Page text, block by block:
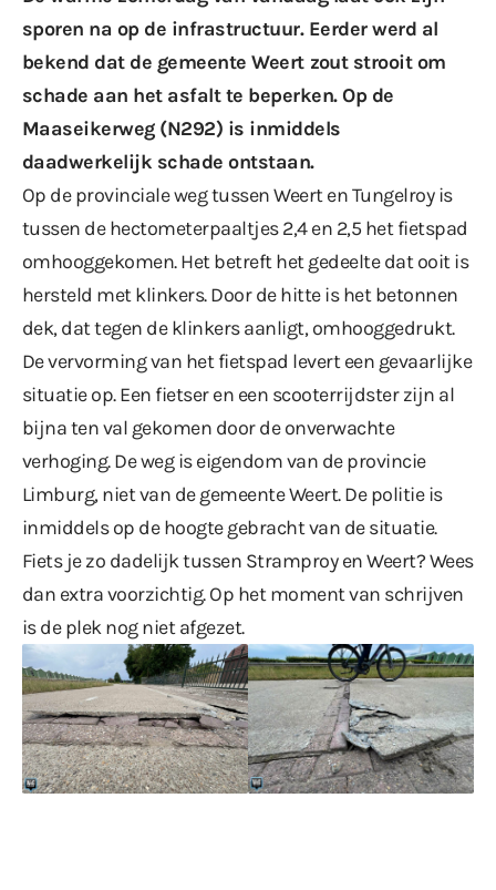
sporen na op de infrastructuur. Eerder werd al
bekend dat de gemeente Weert zout strooitom
schade aan het asfalt te beperken. Op de
Maaseikerweg (N292) is inmiddels
daadwerkelijk schade ontstaan.
Op de provinciale weg tussen Weert en Tungelroy is
tussen de hectometerpaaltjes 2,4 en 2,5 het fietspad
omhooggekomen. Het betreft het gedeelte dat ooit is
hersteld met klinkers. Door de hitte is het betonnen
dek, dat tegen de klinkers aanligt, omhooggedrukt.
De vervorming van het fietspad levert een gevaarlijke
situatie op. Een fietser en een scooterrijdster zijn al
bijna ten val gekomen door de onverwachte
verhoging. De weg is eigendom van de provincie
Limburg, niet van de gemeente Weert. De politie is
inmiddels op de hoogte gebracht van de situatie.
Fiets je zo dadelijk tussen Stramproy en Weert? Wees
dan extra voorzichtig. Op het moment van schrijven
is de plek nog niet afgezet.